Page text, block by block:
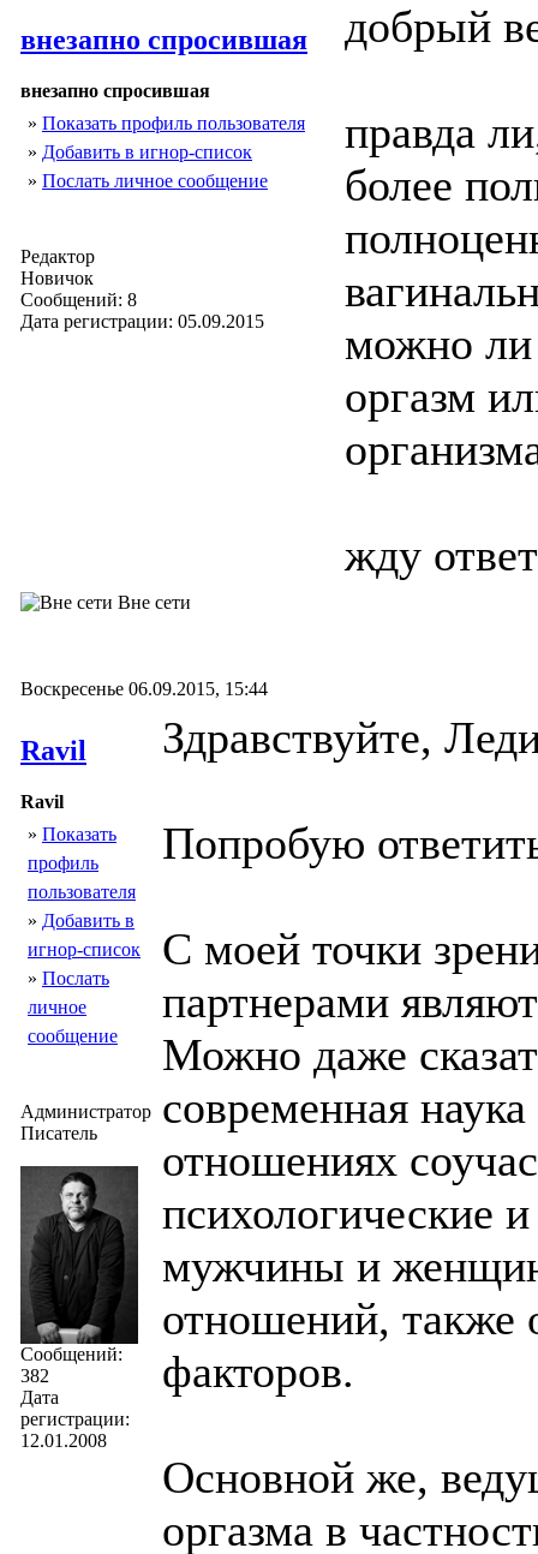
внезапно спросившая
внезапно спросившая
» Показать профиль пользователя
» Добавить в игнор-список
» Послать личное сообщение
Редактор
Новичок
Сообщений: 8
Дата регистрации: 05.09.2015
добрый
правда
более
можно ли
оргазм
жду
Вне сети
Воскресенье 06.09.2015, 15:44
Ravil
Ravil
» Показать
профиль
пользователя
» Добавить в
игнор-список
» Послать
личное
сообщение
Администратор
Писатель
Сообщений:
382
Дата
регистрации:
12.01.2008
Здравствуйте,
Попробую
С моей точки
партнерами
Можно даже
современная
отношениях
психологические
мужчины и
отношений, также
факторов.
Основной же,
оргазма в